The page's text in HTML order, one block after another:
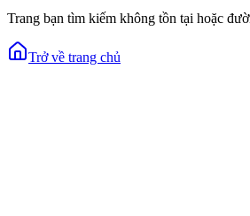
Trang bạn tìm kiếm không tồn tại hoặc
Trở về trang chủ